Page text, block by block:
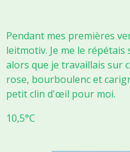
Pendant mes premières
leitmotiv. Je me le
alors que je travaillais sur
rose, bourboulenc et
petit clin d'œil pour moi.
10,5°C